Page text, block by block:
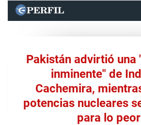
Pakistán advirtió una
inminente" de
Cachemira,
potencias nucleares
para lo peor